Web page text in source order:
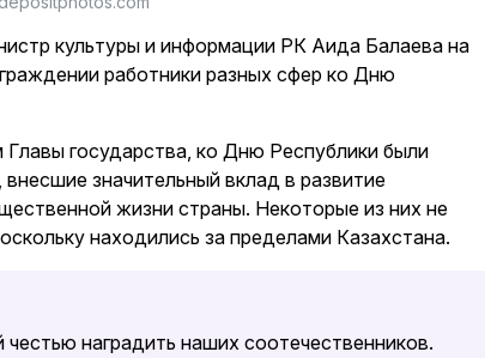
культуры и информации РК Аида Балаева на
работники разных сфер ко Дню
государства, ко Дню Республики были
значительный вклад в развитие
жизни страны. Некоторые из них не
находились за пределами Казахстана.
наградить наших соотечественников.